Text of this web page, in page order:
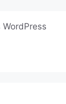
WordPress